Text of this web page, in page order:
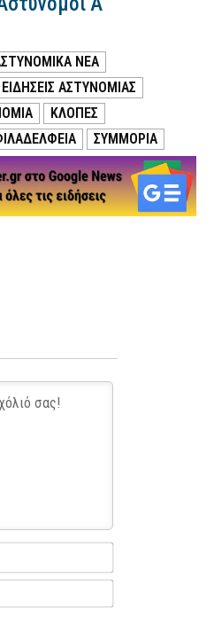
ΝΕΑ
ΕΙΔΗΣΕΙΣ ΑΣΤΥΝΟΜΙΑΣ
ΚΛΟΠΕΣ
ΣΥΜΜΟΡΙΑ
Name*
Email*